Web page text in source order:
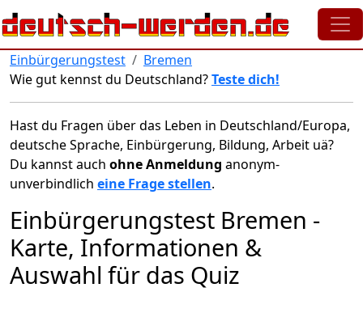
Direkt zum Inhalt
Einbürgerungstest
Bremen
Wie gut kennst du Deutschland?Teste dich!
Hast du Fragen über das Leben in Deutschland/Europa,
deutsche Sprache, Einbürgerung, Bildung, Arbeit uä?
Du kannst auch ohne Anmeldung anonym-
unverbindlich eine Frage stellen.
Einbürgerungstest Bremen -
Karte, Informationen &
Auswahl für das Quiz